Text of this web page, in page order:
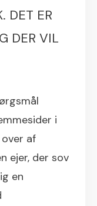
DET ER
DER VIL
i
af
ejer, der sov
en